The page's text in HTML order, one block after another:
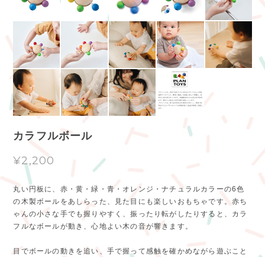
カラフルボール
¥2,200
丸い円板に、赤・黄・緑・青・オレンジ・ナチュラルカラーの6色
の木製ボールをあしらった、見た目にも楽しいおもちゃです。赤ち
ゃんの小さな手でも握りやすく、振ったり転がしたりすると、カラ
フルなボールが動き、心地よい木の音が響きます。
目でボールの動きを追い、手で握って感触を確かめながら遊ぶこと